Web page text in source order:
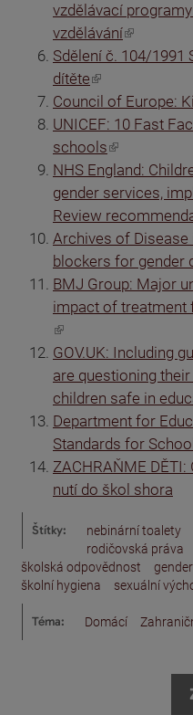
vzdělávací
vzdělávání
(odkaz je externí)
Sdělení č. 104/1991
dítěte
(odkaz je externí)
Council of Europe:
(odkaz je externí)
UNICEF: 10 Fast
schools
(odkaz je externí)
NHS England:
gender services,
Review
(odkaz je externí)
Archives of Disease
blockers for gender
(odkaz je externí)
BMJ Group: Major
impact of treatment
(odkaz je externí)
GOV.UK: Including
are questioning
children safe in
(odkaz je externí)
Department for
Standards for
(odkaz je externí)
ZACHRAŇME
nutí do škol shora
Štítky: nebinární toalety
rodičovská práva
školská odpovědnost
školní hygiena
sexuální
Téma: Domácí